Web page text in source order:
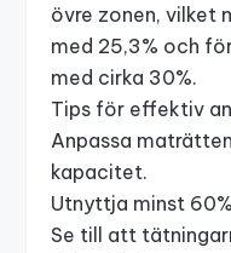
övre zonen, vilket
med 25,3% och
med cirka 30%.
Tips för effektiv
Anpassa
kapacitet.
Utnyttja minst
Se till att